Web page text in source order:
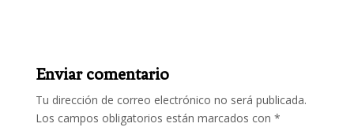
Enviar comentario
Tu dirección de correo electrónico no será publicada.
Los campos obligatorios están marcados con *